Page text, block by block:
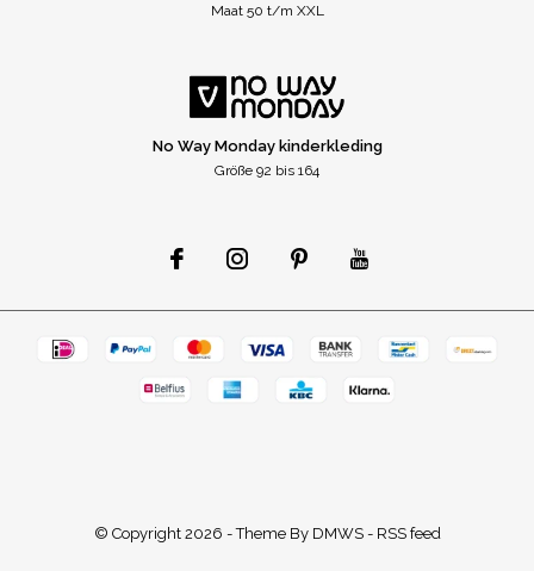
Maat 50 t/m XXL
No Way Monday kinderkleding
Größe 92 bis 164
© Copyright 2026 - Theme By DMWS- RSS feed